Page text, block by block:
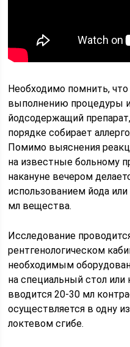
Необходимо помнить,
выполнению процедуры
йодсодержащий
порядке собирает
Помимо выяснения
на известные больному
накануне вечером
использованием йода
мл вещества.
Исследование
рентгенологическом
необходимым
на специальный стол или
вводится 20-30 мл
осуществляется в одну
локтевом сгибе.